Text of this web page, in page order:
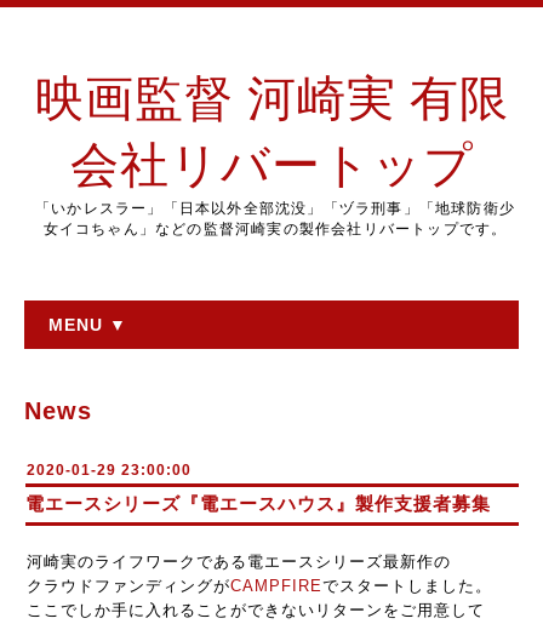
映画監督 河崎実 有限
会社リバートップ
「いかレスラー」「日本以外全部沈没」「ヅラ刑事」「地球防衛少
女イコちゃん」などの監督河崎実の製作会社リバートップです。
MENU ▼
News
2020-01-29 23:00:00
電エースシリーズ『電エースハウス』製作支援者募集
河崎実のライフワークである電エースシリーズ最新作の
クラウドファンディングがCAMPFIREでスタートしました。
ここでしか手に入れることができないリターンをご用意して